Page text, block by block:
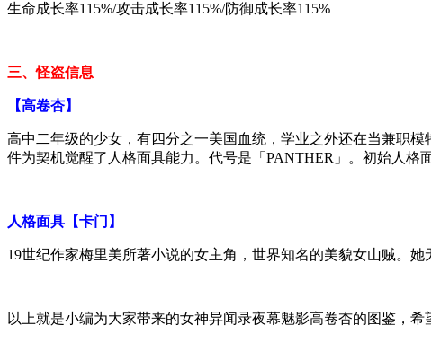
生命成长率115%/攻击成长率115%/防御成长率115%
三、怪盗信息
【高卷杏】
高中二年级的少女，有四分之一美国血统，学业之外还在当兼职
件为契机觉醒了人格面具能力。代号是「PANTHER」。初始人格
人格面具【卡门】
19世纪作家梅里美所著小说的女主角，世界知名的美貌女山贼。
以上就是小编为大家带来的女神异闻录夜幕魅影高卷杏的图鉴，